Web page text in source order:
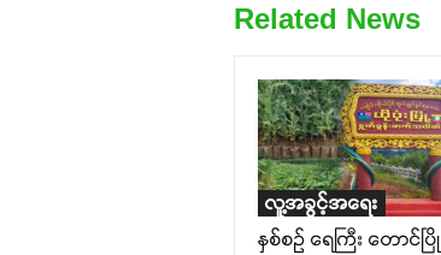
Related News
လူ့အခွင့်အရေး
နှစ်စဉ် ရေကြီး တောင်ပြို